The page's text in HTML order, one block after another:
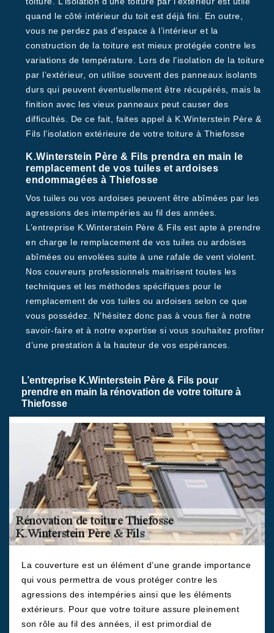
quand le côté intérieur du toit est déjà fini. En outre,
vous ne perdez pas d’espace à l’intérieur et la
construction de la toiture est mieux protégée contre les
variations de température. Lors de l’isolation de la toiture
par l’extérieur, on utilise souvent des panneaux isolants
durs qui peuvent éventuellement être récupérés, mais la
finition avec les vieux panneaux peut causer des
difficultés. De ce fait, faites appel à K.Winterstein Père &
Fils l’isolation extérieure de votre toiture à Thiefosse
K.Winterstein Père & Fils prendra en main le
remplacement de vos tuiles et ardoises
endommagées à Thiefosse
Vos tuiles ou vos ardoises peuvent être abîmées par les
agressions des intempéries au fil des années.
L’entreprise K.Winterstein Père & Fils est apte à prendre
en charge le remplacement de vos tuiles ou ardoises
abîmées ou envolées suite à une rafale de vent violent.
Nos couvreurs professionnels maitrisent toutes les
techniques et les méthodes spécifiques pour le
remplacement de vos tuiles ou ardoises selon ce que
vous possédez. N’hésitez donc pas à vous fier à notre
savoir-faire et à notre expertise si vous souhaitez profiter
d’une prestation à la hauteur de vos espérances.
L’entreprise K.Winterstein Père & Fils pour
prendre en main la rénovation de votre toiture à
Thiefosse
La couverture est un élément d’une grande importance
qui vous permettra de vous protéger contre les
agressions des intempéries ainsi que les éléments
extérieurs. Pour que votre toiture assure pleinement
son rôle au fil des années, il est primordial de